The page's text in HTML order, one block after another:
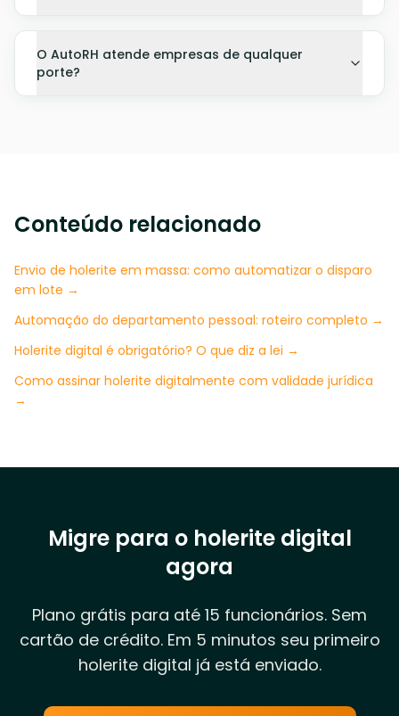
O AutoRH atende empresas de qualquer
porte?
Conteúdo relacionado
Envio de holerite em massa: como automatizar o disparo
em lote →
Automação do departamento pessoal: roteiro completo →
Holerite digital é obrigatório? O que diz a lei →
Como assinar holerite digitalmente com validade jurídica
→
Migre para o holerite digital
agora
Plano grátis para até 15 funcionários. Sem
cartão de crédito. Em 5 minutos seu primeiro
holerite digital já está enviado.